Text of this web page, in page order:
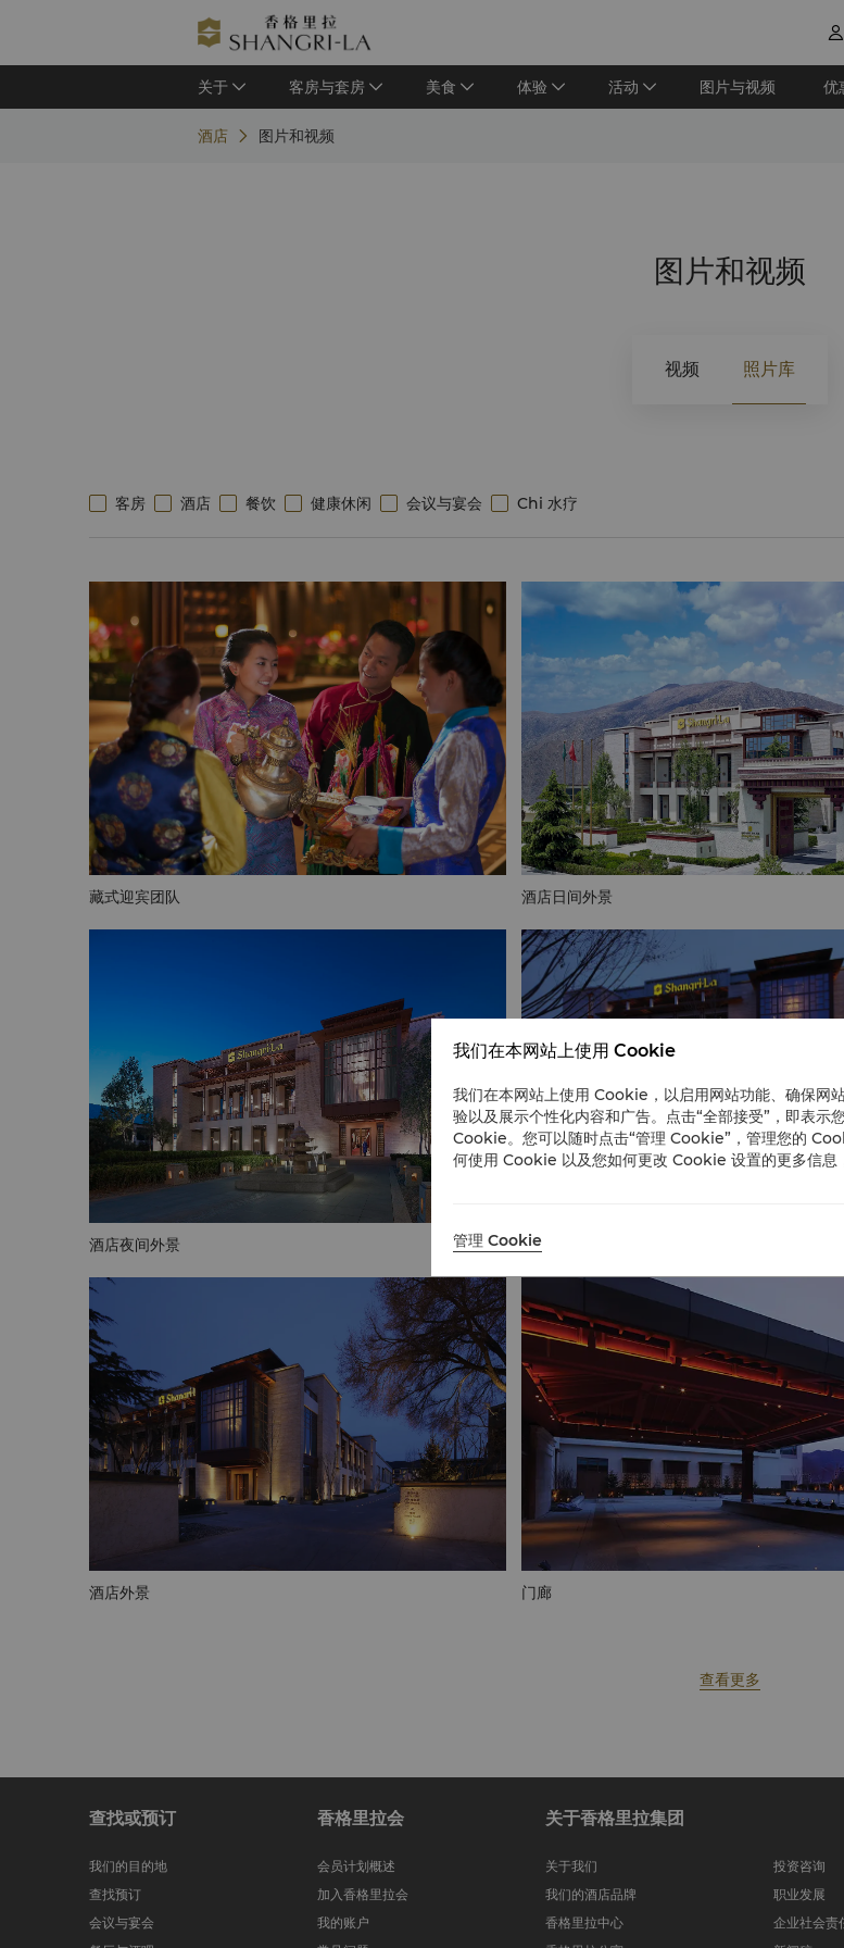

关于 客房与套房 美食 体验 活动 图片与视频 优
酒店 图片和视频
图片和视频
视频 照片库
客房 酒店 餐饮 健康休闲 会议与宴会 Chi 水疗
藏式迎宾团队 酒店日间外景
酒店夜间外景 酒店喷泉
酒店外景 门廊
查看更多
查找或预订
我们的目的地
查找预订
会议与宴会
香格里拉会
会员计划概述
加入香格里拉会
我的账户
关于香格里拉集团
关于我们
我们的酒店品牌
香格里拉中心
投资咨询
职业发展
企业社会责
我们在本网站上使用 Cookie
我们在本网站上使用 Cookie，以启用网站功能、确保网
验以及展示个性化内容和广告。点击“全部接受”，即表示
Cookie。您可以随时点击“管理 Cookie”，管理您的
何使用 Cookie 以及您如何更改 Cookie 设置的更多信息
管理 Cookie